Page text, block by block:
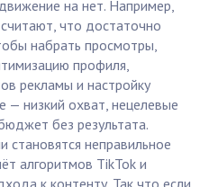
на нет. Например,
что достаточно
набрать просмотры,
профиля,
рекламы и настройку
— низкий охват, нецелевые
без результата.
неправильное
алгоритмов TikTok и